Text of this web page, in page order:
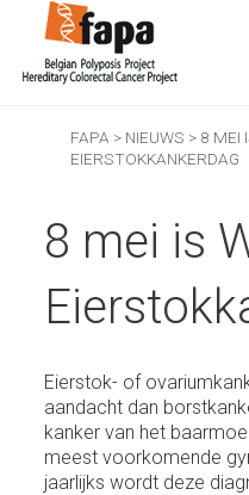
FAPA > NIEUWS > 8 MEI
EIERSTOKKANKERDAG
8 mei is
Eierstok- of
aandacht dan
kanker van het
meest voorkomende
jaarlijks wordt deze